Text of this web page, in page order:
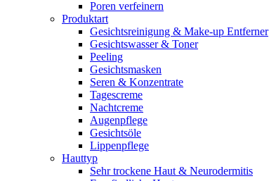
Poren verfeinern
Produktart
Gesichtsreinigung & Make-up Entferner
Gesichtswasser & Toner
Peeling
Gesichtsmasken
Seren & Konzentrate
Tagescreme
Nachtcreme
Augenpflege
Gesichtsöle
Lippenpflege
Hauttyp
Sehr trockene Haut & Neurodermitis